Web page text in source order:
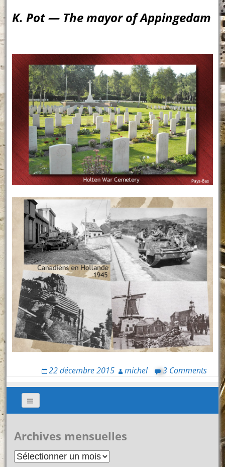
K. Pot — The mayor of Appingedam
22 décembre 2015 michel 3 Comments
Archives mensuelles
Archives